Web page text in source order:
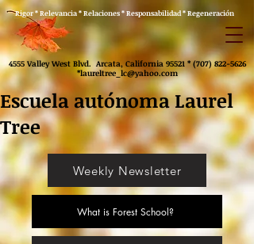
4555 Valley West Blvd. Arcata, California 95521 *(707) 822-5626
*laureltree_lc@yahoo.com
Rigor * Relevancia * Relaciones * Responsabilidad * Regeneración
Weekly Newsletter
What is Forest School?
Escuela autónoma Laurel
Tree